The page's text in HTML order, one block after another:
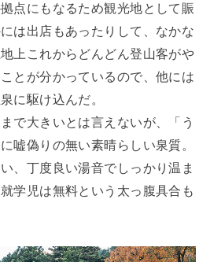
点にもなるため観光地として賑
は出店もあったりして、なかな
上これからどんどん登山客がや
とが分かっているので、他には
に駆け込んだ。
で大きいとは言えないが、「う
嘘偽りの無い素晴らしい泉質。
、丁度良い湯音でしっかり温ま
学児は無料という太っ腹具合も